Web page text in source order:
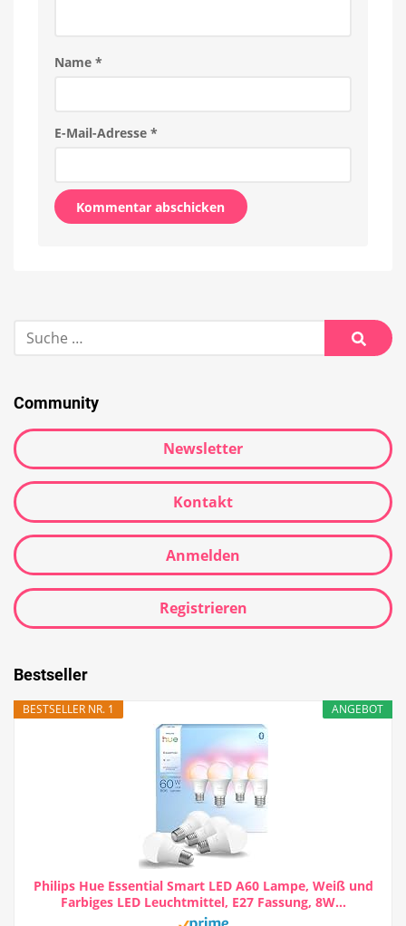
Name *
E-Mail-Adresse *
Suche
nach:
Suche
Community
Newsletter
Kontakt
Anmelden
Registrieren
Bestseller
ANGEBOT
BESTSELLER NR. 1
Philips Hue Essential Smart LED A60 Lampe, Weiß und
Farbiges LED Leuchtmittel, E27 Fassung, 8W...